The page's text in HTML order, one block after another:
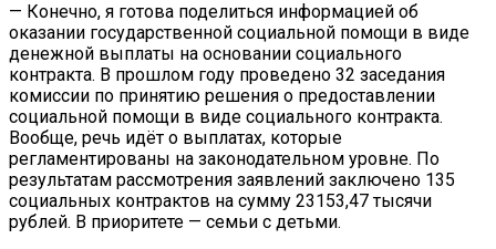
— Конечно, я готова поделиться информацией об
оказании государственной социальной помощи в виде
денежной выплаты на основании социального
контракта. В прошлом году проведено 32 заседания
комиссии по принятию решения о предоставлении
социальной помощи в виде социального контракта.
Вообще, речь идёт о выплатах, которые
регламентированы на законодательном уровне. По
результатам рассмотрения заявлений заключено 135
социальных контрактов на сумму 23153,47 тысячи
рублей. В приоритете — семьи с детьми.